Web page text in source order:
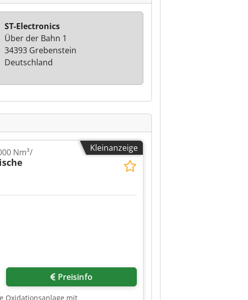
ST-Electronics
Über der Bahn 1
34393 Grebenstein
Deutschland
Kleinanzeige
Nm³/
Preisinfo
Oxidationsanlage mit